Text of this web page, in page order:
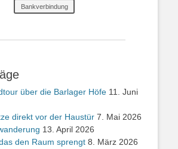
Bankverbindung
über die Barlager Höfe 11. Juni
direkt vor der Haustür 7. Mai 2026
13. April 2026
den Raum sprengt 8. März 2026